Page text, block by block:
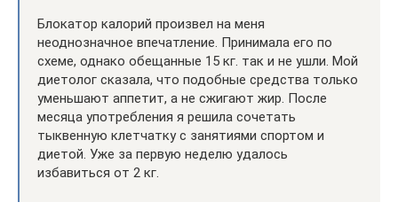
Блокатор калорий произвел на меня
неоднозначное впечатление. Принимала его по
схеме, однако обещанные 15 кг. так и не ушли. Мой
диетолог сказала, что подобные средства только
уменьшают аппетит, а не сжигают жир. После
месяца употребления я решила сочетать
тыквенную клетчатку с занятиями спортом и
диетой. Уже за первую неделю удалось
избавиться от 2 кг.